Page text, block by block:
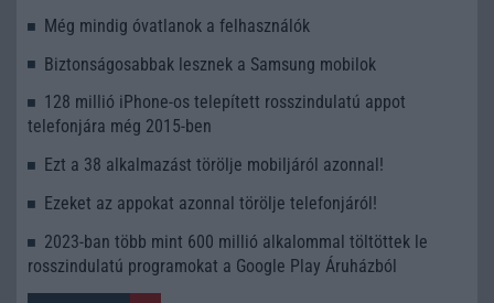
Még mindig óvatlanok a felhasználók
Biztonságosabbak lesznek a Samsung mobilok
128 millió iPhone-os telepített rosszindulatú appot
telefonjára még 2015-ben
Ezt a 38 alkalmazást törölje mobiljáról azonnal!
Ezeket az appokat azonnal törölje telefonjáról!
2023-ban több mint 600 millió alkalommal töltöttek le
rosszindulatú programokat a Google Play Áruházból